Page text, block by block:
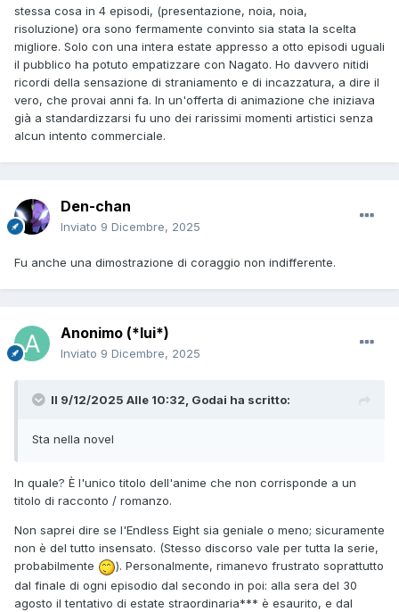
stessa cosa in 4 episodi, (presentazione, noia, noia,
risoluzione) ora sono fermamente convinto sia stata la scelta
migliore. Solo con una intera estate appresso a otto episodi uguali
il pubblico ha potuto empatizzare con Nagato. Ho davvero nitidi
ricordi della sensazione di straniamento e di incazzatura, a dire il
vero, che provai anni fa. In un'offerta di animazione che iniziava
già a standardizzarsi fu uno dei rarissimi momenti artistici senza
alcun intento commerciale.
Den-chan
Inviato 9 Dicembre, 2025
Fu anche una dimostrazione di coraggio non indifferente.
Anonimo (*lui*)
Inviato 9 Dicembre, 2025
Il 9/12/2025 Alle 10:32, Godai ha scritto:
Sta nella novel
In quale? È l'unico titolo dell'anime che non corrisponde a un
titolo di racconto / romanzo.
Non saprei dire se l'Endless Eight sia geniale o meno; sicuramente
non è del tutto insensato. (Stesso discorso vale per tutta la serie,
probabilmente
). Personalmente, rimanevo frustrato soprattutto
dal finale di ogni episodio dal secondo in poi: alla sera del 30
agosto il tentativo di estate straordinaria*** è esaurito, e dal